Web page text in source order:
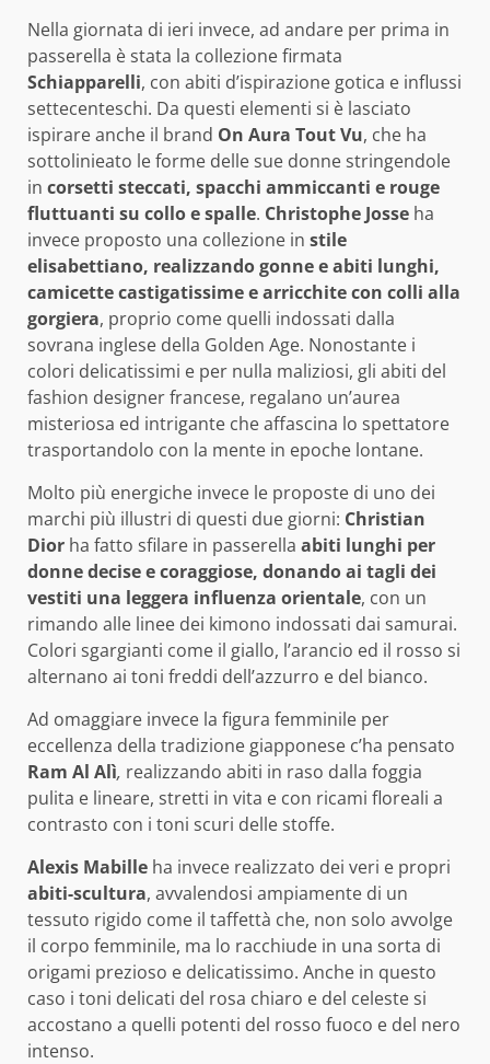
Nella giornata di ieri invece, ad andare per prima in
passerella è stata la collezione firmata
Schiapparelli, con abiti d’ispirazione gotica e influssi
settecenteschi. Da questi elementi si è lasciato
ispirare anche il brand On Aura Tout Vu, che ha
sottolinieato le forme delle sue donne stringendole
in corsetti steccati, spacchi ammiccanti e rouge
fluttuanti su collo e spalle. Christophe Josse ha
invece proposto una collezione in stile
elisabettiano, realizzando gonne e abiti lunghi,
camicette castigatissime e arricchite con colli alla
gorgiera, proprio come quelli indossati dalla
sovrana inglese della Golden Age. Nonostante i
colori delicatissimi e per nulla maliziosi, gli abiti del
fashion designer francese, regalano un’aurea
misteriosa ed intrigante che affascina lo spettatore
trasportandolo con la mente in epoche lontane.
Molto più energiche invece le proposte di uno dei
marchi più illustri di questi due giorni: Christian
Dior ha fatto sfilare in passerella abiti lunghi per
donne decise e coraggiose, donando ai tagli dei
vestiti una leggera influenza orientale, con un
rimando alle linee dei kimono indossati dai samurai.
Colori sgargianti come il giallo, l’arancio ed il rosso si
alternano ai toni freddi dell’azzurro e del bianco.
Ad omaggiare invece la figura femminile per
eccellenza della tradizione giapponese c’ha pensato
Ram Al Alì, realizzando abiti in raso dalla foggia
pulita e lineare, stretti in vita e con ricami floreali a
contrasto con i toni scuri delle stoffe.
Alexis Mabille ha invece realizzato dei veri e propri
abiti-scultura, avvalendosi ampiamente di un
tessuto rigido come il taffettà che, non solo avvolge
il corpo femminile, ma lo racchiude in una sorta di
origami prezioso e delicatissimo. Anche in questo
caso i toni delicati del rosa chiaro e del celeste si
accostano a quelli potenti del rosso fuoco e del nero
intenso.